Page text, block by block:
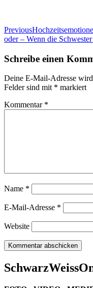
Previous
oder – Wenn die
Schreibe einen
Deine E-Mail-Adresse
Felder sind mit * markiert
Kommentar *
Name *
E-Mail-Adresse *
Website